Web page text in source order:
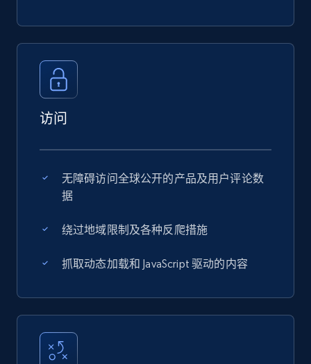
访问
无障碍访问全球公开的产品及用户评论数
据
绕过地域限制及各种反爬措施
抓取动态加载和 JavaScript 驱动的内容